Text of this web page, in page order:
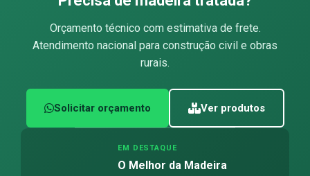
Orçamento técnico com estimativa de frete.
Atendimento nacional para construção civil e obras
rurais.
Solicitar orçamento Ver produtos
EM DESTAQUE
O Melhor da Madeira